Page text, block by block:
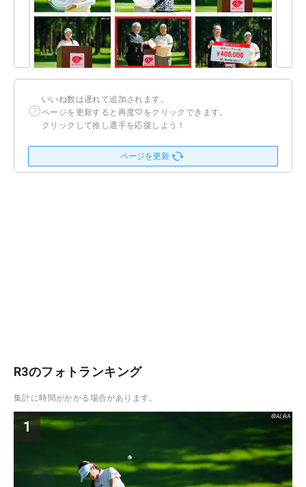
いいね数は遅れて追加されます。
ページを更新すると再度♡をクリックできます。
クリックして推し選手を応援しよう！
ページを更新
R3のフォトランキング
集計に時間がかかる場合があります。
1